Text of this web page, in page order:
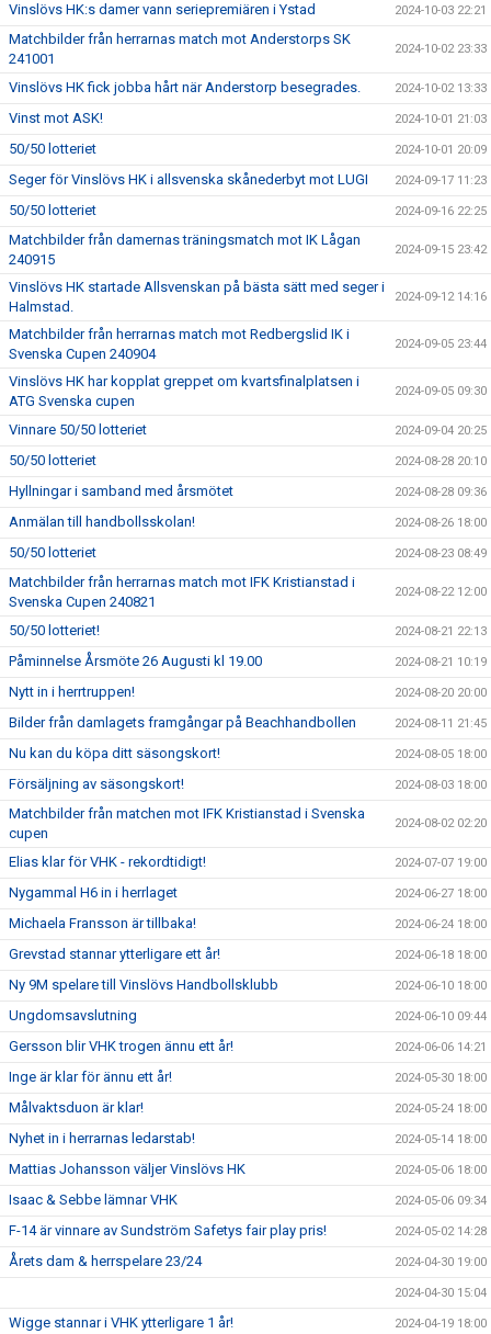
Vinslövs HK:s damer vann seriepremiären i Ystad 2024-10-03 22:21
Matchbilder från herrarnas match mot Anderstorps SK
241001
2024-10-02 23:33
Vinslövs HK fick jobba hårt när Anderstorp besegrades. 2024-10-02 13:33
Vinst mot ASK! 2024-10-01 21:03
50/50 lotteriet 2024-10-01 20:09
Seger för Vinslövs HK i allsvenska skånederbyt mot LUGI 2024-09-17 11:23
50/50 lotteriet 2024-09-16 22:25
Matchbilder från damernas träningsmatch mot IK Lågan
240915
2024-09-15 23:42
Vinslövs HK startade Allsvenskan på bästa sätt med seger i
Halmstad.
2024-09-12 14:16
Matchbilder från herrarnas match mot Redbergslid IK i
Svenska Cupen 240904
2024-09-05 23:44
Vinslövs HK har kopplat greppet om kvartsfinalplatsen i
ATG Svenska cupen
2024-09-05 09:30
Vinnare 50/50 lotteriet 2024-09-04 20:25
50/50 lotteriet 2024-08-28 20:10
Hyllningar i samband med årsmötet 2024-08-28 09:36
Anmälan till handbollsskolan! 2024-08-26 18:00
50/50 lotteriet 2024-08-23 08:49
Matchbilder från herrarnas match mot IFK Kristianstad i
Svenska Cupen 240821
2024-08-22 12:00
50/50 lotteriet! 2024-08-21 22:13
Påminnelse Årsmöte 26 Augusti kl 19.00 2024-08-21 10:19
Nytt in i herrtruppen! 2024-08-20 20:00
Bilder från damlagets framgångar på Beachhandbollen 2024-08-11 21:45
Nu kan du köpa ditt säsongskort! 2024-08-05 18:00
Försäljning av säsongskort! 2024-08-03 18:00
Matchbilder från matchen mot IFK Kristianstad i Svenska
cupen
2024-08-02 02:20
Elias klar för VHK - rekordtidigt! 2024-07-07 19:00
Nygammal H6 in i herrlaget 2024-06-27 18:00
Michaela Fransson är tillbaka! 2024-06-24 18:00
Grevstad stannar ytterligare ett år! 2024-06-18 18:00
Ny 9M spelare till Vinslövs Handbollsklubb 2024-06-10 18:00
Ungdomsavslutning 2024-06-10 09:44
Gersson blir VHK trogen ännu ett år! 2024-06-06 14:21
Inge är klar för ännu ett år! 2024-05-30 18:00
Målvaktsduon är klar! 2024-05-24 18:00
Nyhet in i herrarnas ledarstab! 2024-05-14 18:00
Mattias Johansson väljer Vinslövs HK 2024-05-06 18:00
Isaac & Sebbe lämnar VHK 2024-05-06 09:34
F-14 är vinnare av Sundström Safetys fair play pris! 2024-05-02 14:28
Årets dam & herrspelare 23/24 2024-04-30 19:00
2024-04-30 15:04
Wigge stannar i VHK ytterligare 1 år! 2024-04-19 18:00